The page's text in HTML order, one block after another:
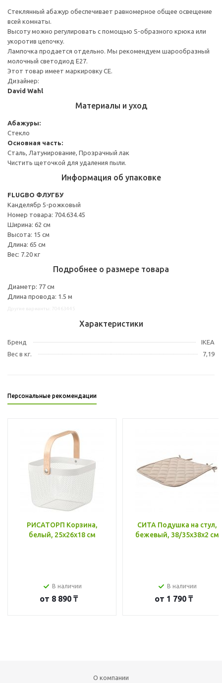
Стеклянный абажур обеспечивает равномерное общее освещение
всей комнаты.
Высоту можно регулировать с помощью S-образного крюка или
укоротив цепочку.
Лампочка продается отдельно. Мы рекомендуем шарообразный
молочный светодиод E27.
Этот товар имеет маркировку CE.
Дизайнер:
David Wahl
Материалы и уход
Абажуры:
Стекло
Основная часть:
Сталь, Латунирование, Прозрачный лак
Чистить щеточкой для удаления пыли.
Информация об упаковке
FLUGBO ФЛУГБУ
Канделябр 5-рожковый
Номер товара: 704.634.45
Ширина: 62 см
Высота: 15 см
Длина: 65 см
Вес: 7.20 кг
Подробнее о размере товара
Диаметр: 77 см
Длина провода: 1.5 м
Характеристики
Бренд
IKEA
Вес в кг.
7,19
Персональные рекомендации
РИСАТОРП Корзина,
белый, 25x26x18 см
В наличии
от 8 890 ₸
СИТА Подушка на стул,
бежевый, 38/35x38x2 см
В наличии
от 1 790 ₸
О компании